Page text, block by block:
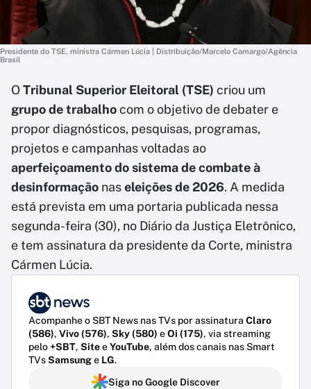
Presidente do TSE, ministra Cármen Lúcia | Distribuição/Marcelo Camargo/Agência
Brasil
OTribunal Superior Eleitoral (TSE) criou um
grupo de trabalhocom o objetivo de debater e
propor diagnósticos, pesquisas, programas,
projetos e campanhas voltadas ao
aperfeiçoamento do sistema de combate à
desinformação naseleições de 2026. A medida
está prevista em uma portaria publicada nessa
segunda-feira (30), no Diário da Justiça Eletrônico,
e tem assinatura da presidente da Corte, ministra
Cármen Lúcia.
Acompanhe o SBT News nas TVs por assinatura Claro
(586), Vivo (576), Sky (580) eOi (175), via streaming
pelo+SBT, SiteeYouTube, além dos canais nas Smart
TVsSamsunge LG.
Siga no Google Discover